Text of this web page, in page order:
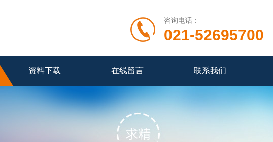
咨询电话：
021-52695700
资料下载 在线留言 联系我们